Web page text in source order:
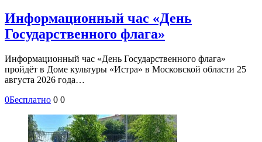
Информационный час «День
Государственного флага»
Информационный час «День Государственного флага»
пройдёт в Доме культуры «Истра» в Московской области 25
августа 2026 года…
0Бесплатно 0 0